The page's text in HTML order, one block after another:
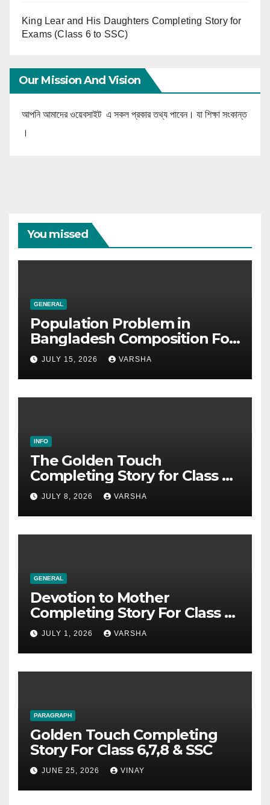
King Lear and His Daughters Completing Story for
Exams (Class 6 to SSC)
Our Mission And Vision
আপনি আমাদের ওয়েবসাইট এ সকল প্রকার তথ্য পাবেন। যা শিক্ষা সংকান্ত
।
You missed
GENERAL
Population Problem in
Bangladesh Composition For
SSC & HSC
JULY 15, 2026 VARSHA
INFO
The Golden Touch
Completing Story for Class 5,
6, 7, 8, SSC & HSC
JULY 8, 2026 VARSHA
GENERAL
Devotion to Mother
Completing Story For Class 6,
7, 8, 9, SSC
JULY 1, 2026 VARSHA
PARAGRAPH
Golden Touch Completing
Story For Class 6,7,8 & SSC
JUNE 25, 2026 VINAY